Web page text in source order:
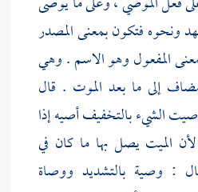
ونحوه فتكون بمعنى المصدر
المفعول وهو الاسم . وهي
إلى ما بعد الموت . قال
الشيء بالتخفيف أصيه إذا
الميت يصل بها ما كان في
: وصية بالتشديد ووصاة